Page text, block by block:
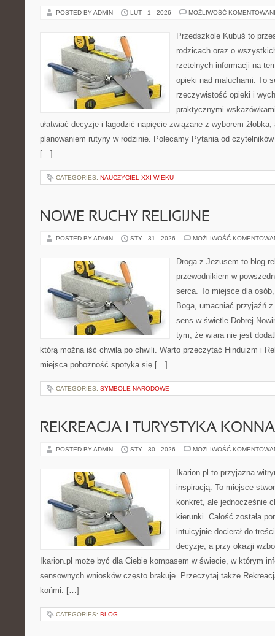
POSTED BY ADMIN LUT - 1 - 2026 MOŻLIWOŚĆ
Przedszkole Kubuś to
rodzicach oraz o
rzetelnych informacji na
opieki nad maluchami. To
rzeczywistość opieki i
praktycznymi
ułatwiać decyzje i łagodzić napięcie związane z wyborem
planowaniem rutyny w rodzinie. Polecamy Pytania od
[…]
CATEGORIES: NAUCZYCIEL XXI WIEKU
NOWE RUCHY RELIGIJNE
POSTED BY ADMIN STY - 31 - 2026 MOŻLIWOŚĆ
Droga z Jezusem to blog
przewodnikiem w
serca. To miejsce dla
Boga, umacniać przyjaźń
sens w świetle Dobrej
tym, że wiara nie jest
którą można iść chwila po chwili. Warto przeczytać Hinduizm i
miejsca pobożność spotyka się […]
CATEGORIES: SYMBOLE NARODOWE
REKREACJA I TURYSTYKA KONNA
POSTED BY ADMIN STY - 30 - 2026 MOŻLIWOŚĆ
Ikarion.pl to przyjazna
inspiracją. To miejsce
konkret, ale jednocześnie
kierunki. Całość została
intuicyjnie docierał do
decyzje, a przy okazji
Ikarion.pl może być dla Ciebie kompasem w świecie, w którym
sensownych wniosków często brakuje. Przeczytaj także
końmi. […]
CATEGORIES: BLOG